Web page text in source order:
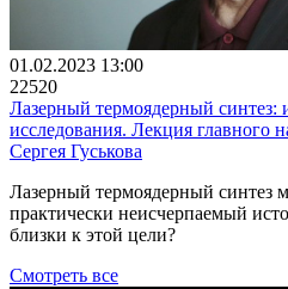
01.02.2023 13:00
22520
Лазерный термоядерный синтез:
исследования. Лекция
Сергея Гуськова
Лазерный термоядерный синтез
практически неисчерпаемый
близки к этой цели?
Смотреть все